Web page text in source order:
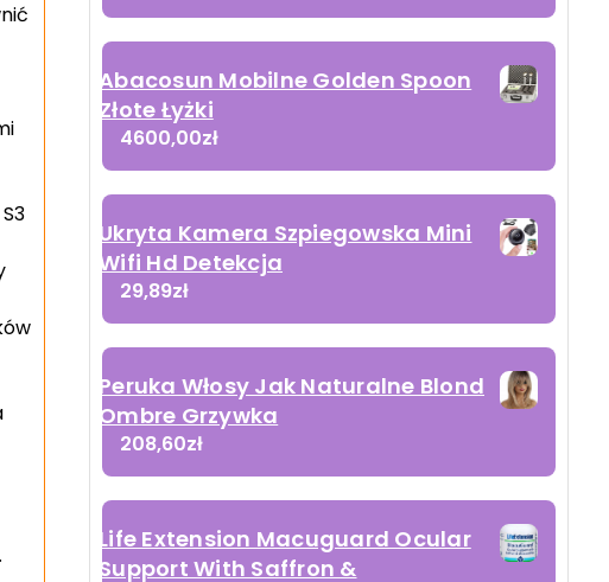
Abacosun Mobilne Golden Spoon
Złote Łyżki
4600,00zł
Ukryta Kamera Szpiegowska Mini
Wifi Hd Detekcja
29,89zł
Peruka Włosy Jak Naturalne Blond
Ombre Grzywka
208,60zł
Life Extension Macuguard Ocular
Support With Saffron &